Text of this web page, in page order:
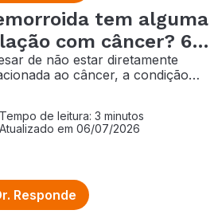
tem alguma
com câncer? 6
para entender
de não estar diretamente
ao câncer, a condição
médico
Tempo de leitura: 3 minutos
Atualizado em 06/07/2026
Responde